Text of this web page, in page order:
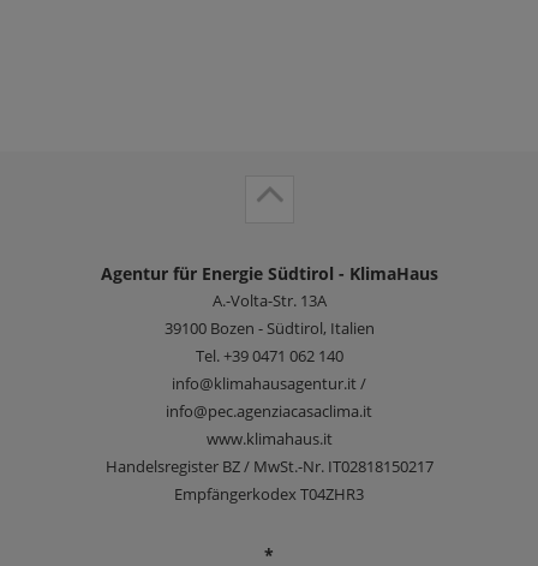
Agentur für Energie Südtirol - KlimaHaus
A.-Volta-Str. 13A
39100 Bozen - Südtirol, Italien
Tel.+39 0471 062 140
info@klimahausagentur.it /
info@pec.agenziacasaclima.it
www.klimahaus.it
Handelsregister BZ / MwSt.-Nr. IT02818150217
Empfängerkodex T04ZHR3
*